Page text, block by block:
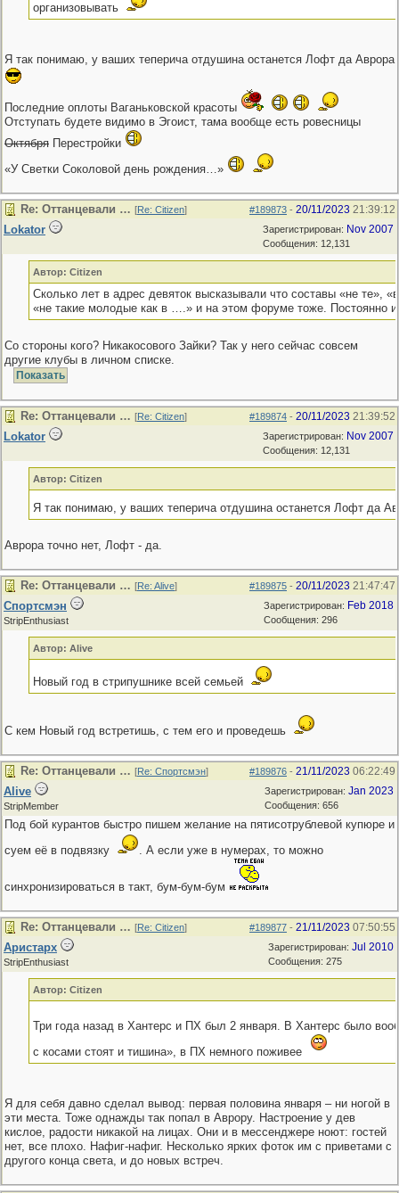
организовывать
Я так понимаю, у ваших теперича отдушина останется Лофт да Аврора
Последние оплоты Ваганьковской красоты
Отступать будете видимо в Эгоист, тама вообще есть ровесницы
Октября Перестройки
«У Светки Соколовой день рождения…»
#189873 - 20/11/2023 21:39:12
Re: Оттанцевали … [Re: Citizen]
Зарегистрирован: Nov 2007
Сообщения: 12,131
Lokator
Автор: Citizen
Сколько лет в адрес девяток высказывали что составы «не те»,
«не такие молодые как в ….» и на этом форуме тоже. Постоянно и
Со стороны кого? Никакосового Зайки? Так у него сейчас совсем
другие клубы в личном списке.
#189874 - 20/11/2023 21:39:52
Re: Оттанцевали … [Re: Citizen]
Зарегистрирован: Nov 2007
Сообщения: 12,131
Lokator
Автор: Citizen
Я так понимаю, у ваших теперича отдушина останется Лофт да
Аврора точно нет, Лофт - да.
#189875 - 20/11/2023 21:47:47
Re: Оттанцевали … [Re: Alive]
Зарегистрирован: Feb 2018
Сообщения: 296
Спортсмэн
StripEnthusiast
Автор: Alive
Новый год в стрипушнике всей семьей
С кем Новый год встретишь, с тем его и проведешь
#189876 - 21/11/2023 06:22:49
Re: Оттанцевали … [Re: Спортсмэн]
Зарегистрирован: Jan 2023
Сообщения: 656
Alive
StripMember
Под бой курантов быстро пишем желание на пятисотрублевой купюре и
суем её в подвязку
. А если уже в нумерах, то можно
синхронизироваться в такт, бум-бум-бум
#189877 - 21/11/2023 07:50:55
Re: Оттанцевали … [Re: Citizen]
Зарегистрирован: Jul 2010
Сообщения: 275
Аристарх
StripEnthusiast
Автор: Citizen
Три года назад в Хантерс и ПХ был 2 января. В Хантерс было
с косами стоят и тишина», в ПХ немного поживее
Я для себя давно сделал вывод: первая половина января – ни ногой в
эти места. Тоже однажды так попал в Аврору. Настроение у дев
кислое, радости никакой на лицах. Они и в мессенджере ноют: гостей
нет, все плохо. Нафиг-нафиг. Несколько ярких фоток им с приветами с
другого конца света, и до новых встреч.